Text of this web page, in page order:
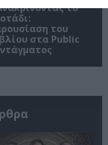
το
του
στα Public